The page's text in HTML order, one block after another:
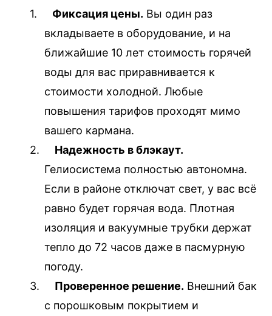
1. Фиксация цены. Вы один раз
вкладываете в оборудование, и на
ближайшие 10 лет стоимость горячей
воды для вас приравнивается к
стоимости холодной. Любые
повышения тарифов проходят мимо
вашего кармана.
2.
Надежность в блэкаут.
Гелиосистема полностью автономна.
Если в районе отключат свет, у вас всё
равно будет горячая вода. Плотная
изоляция и вакуумные трубки держат
тепло до 72 часов даже в пасмурную
погоду.
3.
Проверенное решение. Внешний бак
с порошковым покрытием и